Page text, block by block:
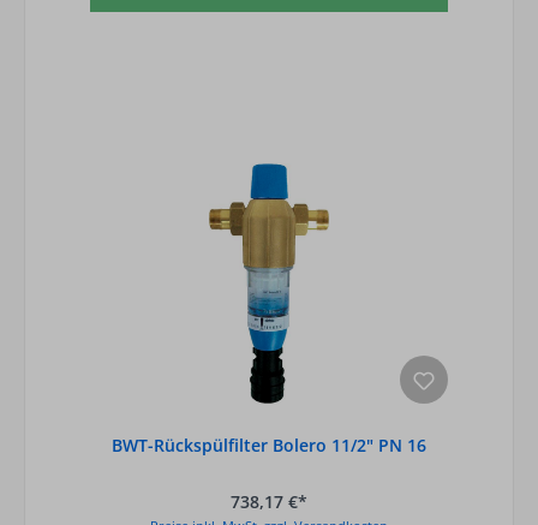
BWT-Rückspülfilter Bolero 11/2" PN 16
738,17 €*